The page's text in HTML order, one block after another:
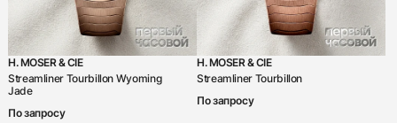
H. MOSER & CIE
Streamliner Tourbillon Wyoming
Jade
По запросу
H. MOSER & CIE
Streamliner Tourbillon
По запросу